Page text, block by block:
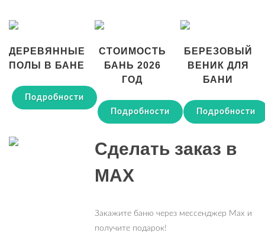
ДЕРЕВЯННЫЕ
ПОЛЫ В БАНЕ
Подробности
СТОИМОСТЬ
БАНЬ 2026
ГОД
Подробности
БЕРЕЗОВЫЙ
ВЕНИК ДЛЯ
БАНИ
Подробности
Сделать заказ в
MAX
Закажите баню через мессенджер Max и
получите подарок!